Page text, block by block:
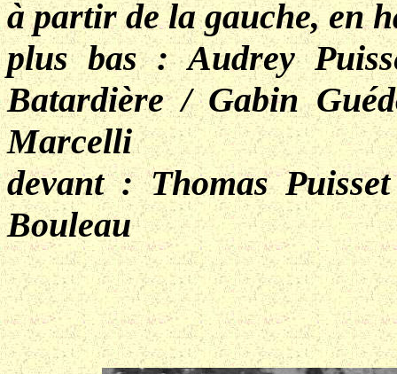
à partir de la gauche, en
plus bas : Audrey
Batardière / Gabin
Marcelli
devant : Thomas
Bouleau